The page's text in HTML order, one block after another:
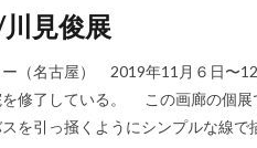
見俊展
（名古屋） 2019年11月６日〜
修了している。 この画廊の個展
を引っ掻くようにシンプルな線